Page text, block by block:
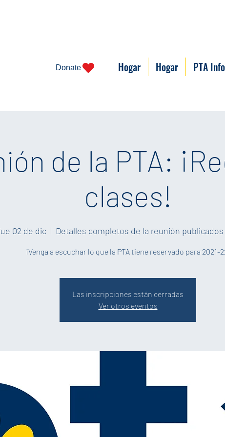
Donate Hogar Hogar PTA Info
de la PTA:
clases!
02 de dic
  |
Detalles completos de la reunión publicados
¡Venga a escuchar lo que la PTA tiene reservado para 2021-
Las inscripciones están cerradas
Ver otros eventos